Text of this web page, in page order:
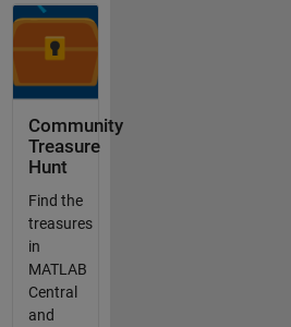
Community
Treasure
Hunt
Find the
treasures
in
MATLAB
Central
and